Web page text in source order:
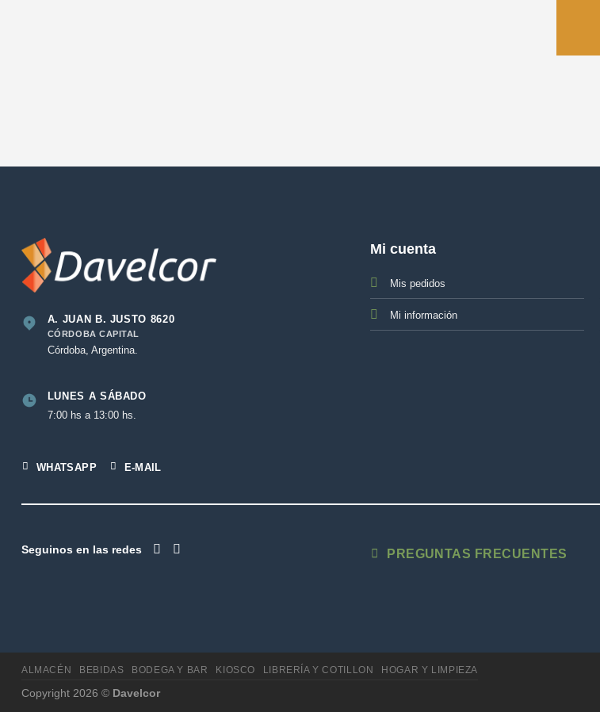
A. JUAN B. JUSTO 8620
CÓRDOBA CAPITAL
Córdoba, Argentina.
LUNES A SÁBADO
7:00 hs a 13:00 hs.
WHATSAPP E-MAIL
Mi cuenta
Mis pedidos
Mi información
Seguinos en las redes PREGUNTAS FRECUENTES
ALMACÉN BEBIDAS BODEGA Y BAR KIOSCO LIBRERÍA Y COTILLON HOGAR Y LIMPIEZA
Copyright 2026 © Davelcor